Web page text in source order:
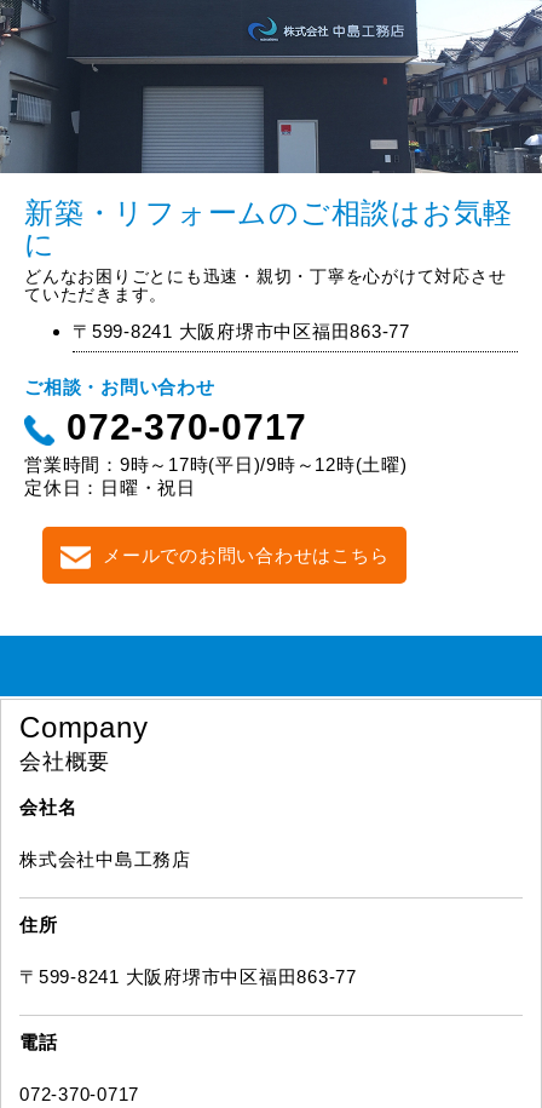
新築・リフォームのご相談はお気軽
に
どんなお困りごとにも迅速・親切・丁寧を心がけて対応させ
ていただきます。
〒599-8241 大阪府堺市中区福田863-77
ご相談・お問い合わせ
072-370-0717
営業時間：9時～17時(平日)/9時～12時(土曜)
定休日：日曜・祝日
メールでのお問い合わせはこちら
Company
会社概要
会社名
株式会社中島工務店
住所
〒599-8241 大阪府堺市中区福田863-77
電話
072-370-0717